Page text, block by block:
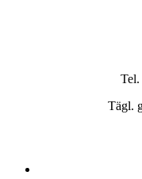
Tel.
Tägl.